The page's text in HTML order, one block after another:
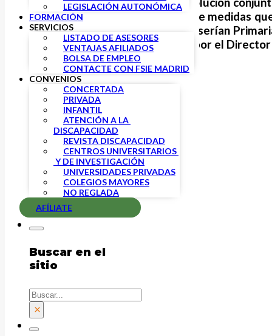
LEGISLACIÓN AUTONÓMICA
FORMACIÓN
SERVICIOS
LISTADO DE ASESORES
VENTAJAS AFILIADOS
BOLSA DE EMPLEO
CONTACTE CON FSIE MADRID
CONVENIOS
CONCERTADA
PRIVADA
INFANTIL
ATENCIÓN A LA
DISCAPACIDAD
REVISTA DISCAPACIDAD
CENTROS UNIVERSITARIOS
Y DE INVESTIGACIÓN
UNIVERSIDADES PRIVADAS
COLEGIOS MAYORES
NO REGLADA
AFÍLIATE
Buscar en el
sitio
Buscar
×
no producirse la flexibilización de medidas
a las aulas al alcanzar la fase II serían
una Nota Explicativa publicada por el